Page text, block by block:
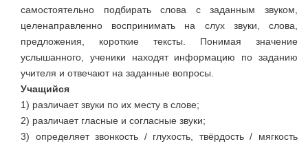
самостоятельно подбирать слова с заданным звуком,
целенаправленно воспринимать на слух звуки, слова,
предложения, короткие тексты. Понимая значение
услышанного, ученики находят информацию по заданию
учителя и отвечают на заданные вопросы.
Учащийся
1) различает звуки по их месту в слове;
2) различает гласные и согласные звуки;
3) определяет звонкость / глухость, твёрдость / мягкость